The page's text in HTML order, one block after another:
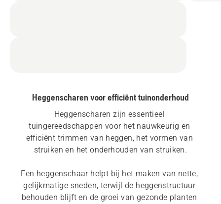
Heggenscharen voor efficiënt tuinonderhoud
Heggenscharen zijn essentieel
tuingereedschappen voor het nauwkeurig en
efficiënt trimmen van heggen, het vormen van
struiken en het onderhouden van struiken.
Een heggenschaar helpt bij het maken van nette,
gelijkmatige sneden, terwijl de heggenstructuur
behouden blijft en de groei van gezonde planten